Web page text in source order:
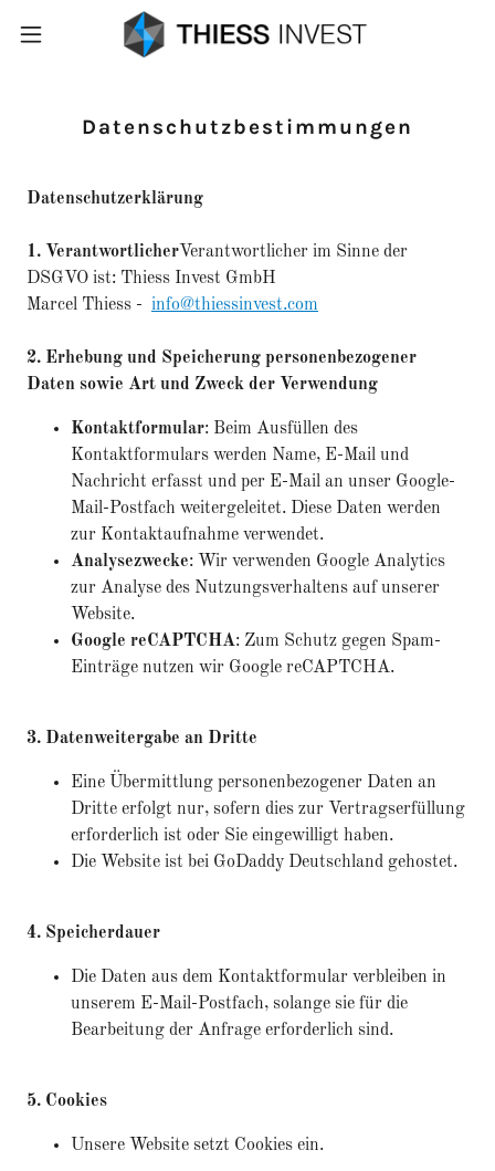
Datenschutzbestimmungen
Datenschutzerklärung
1. VerantwortlicherVerantwortlicher im Sinne der
DSGVO ist: Thiess Invest GmbH
Marcel Thiess - info@thiessinvest.com
2. Erhebung und Speicherung personenbezogener
Daten sowie Art und Zweck der Verwendung
Kontaktformular: Beim Ausfüllen des
Kontaktformulars werden Name, E-Mail und
Nachricht erfasst und per E-Mail an unser Google-
Mail-Postfach weitergeleitet. Diese Daten werden
zur Kontaktaufnahme verwendet.
Analysezwecke: Wir verwenden Google Analytics
zur Analyse des Nutzungsverhaltens auf unserer
Website.
Google reCAPTCHA: Zum Schutz gegen Spam-
Einträge nutzen wir Google reCAPTCHA.
3. Datenweitergabe an Dritte
Eine Übermittlung personenbezogener Daten an
Dritte erfolgt nur, sofern dies zur Vertragserfüllung
erforderlich ist oder Sie eingewilligt haben.
Die Website ist bei GoDaddy Deutschland gehostet.
4. Speicherdauer
Die Daten aus dem Kontaktformular verbleiben in
unserem E-Mail-Postfach, solange sie für die
Bearbeitung der Anfrage erforderlich sind.
5. Cookies
Unsere Website setzt Cookies ein.